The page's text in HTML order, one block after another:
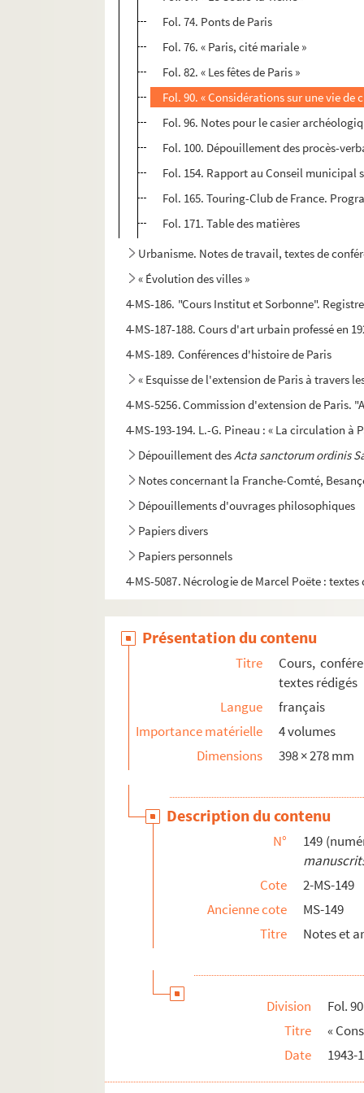
Fol. 74. Ponts de Paris
Fol. 76. « Paris, cité mariale »
Fol. 82. « Les fêtes de Paris »
Fol. 90. « Considérations sur une vie de
Fol. 96. Notes pour le casier
Fol. 100. Dépouillement des procès-
Fol. 154. Rapport au Conseil municipal
Fol. 165. Touring-Club de France.
Fol. 171. Table des matières
Urbanisme. Notes de travail, textes de
« Évolution des villes »
4-MS-186. "Cours Institut et Sorbonne".
4-MS-187-188. Cours d'art urbain professé en
4-MS-189. Conférences d'histoire de Paris
« Esquisse de l'extension de Paris à travers
4-MS-5256. Commission d'extension de Paris.
4-MS-193-194. L.-G. Pineau : « La circulation
Dépouillement desActa sanctorum ordinis
Notes concernant la Franche-Comté,
Dépouillements d'ouvrages philosophiques
Papiers divers
Papiers personnels
4-MS-5087. Nécrologie de Marcel Poëte :
Présentation du contenu
Titre
Cours,
textes rédigés
Langue
français
Importance matérielle
4 volumes
Dimensions
398 × 278 mm
Description du contenu
N°
149
Cote
2-MS-149
Ancienne cote
MS-149
Titre
Notes et
Division
Fol. 90
Titre
«
Date
1943-